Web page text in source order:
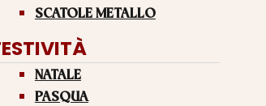
SCATOLE METALLO
NATALE
PASQUA